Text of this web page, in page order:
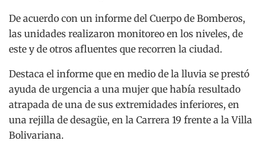
De acuerdo con un informe del Cuerpo de Bomberos,
las unidades realizaron monitoreo en los niveles, de
este y de otros afluentes que recorren la ciudad.
Destaca el informe que en medio de la lluvia se prestó
ayuda de urgencia a una mujer que había resultado
atrapada de una de sus extremidades inferiores, en
una rejilla de desagüe, en la Carrera 19 frente a la Villa
Bolivariana.